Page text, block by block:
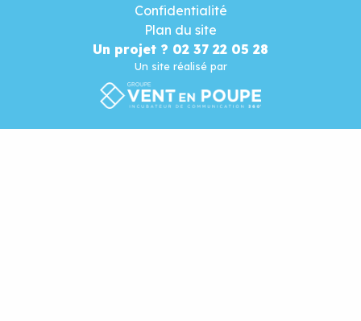
Confidentialité
Plan du site
Un projet ? 02 37 22 05 28
Un site réalisé par